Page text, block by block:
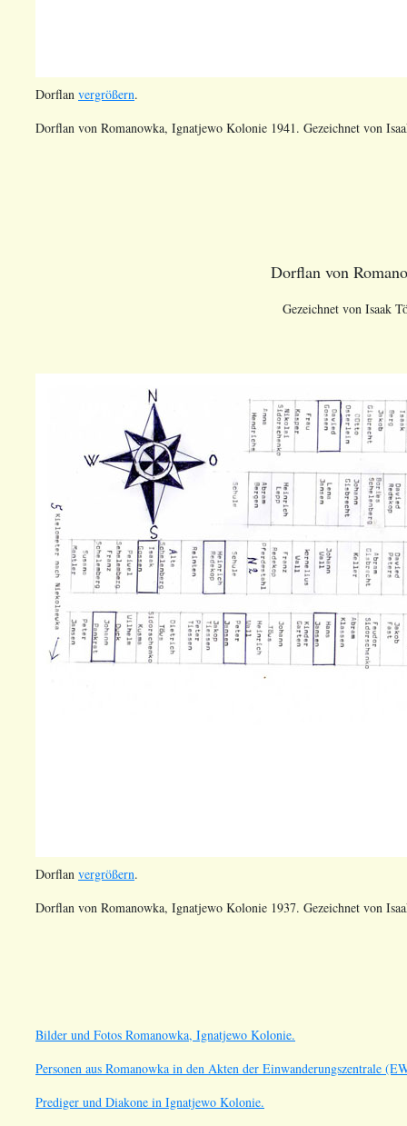
Dorflan vergrößern.
Dorflan von Romanowka, Ignatjewo Kolonie 1941. Gezeichnet von
Dorflan von
Gezeichnet von Isaak
Dorflan vergrößern.
Dorflan von Romanowka, Ignatjewo Kolonie 1937. Gezeichnet von
Bilder und Fotos Romanowka, Ignatjewo Kolonie.
Personen aus Romanowka in den Akten der Einwanderungszentrale
Prediger und Diakone in Ignatjewo Kolonie.